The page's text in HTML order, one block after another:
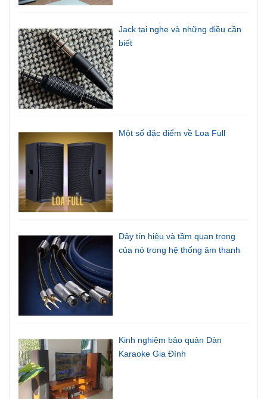
Jack tai nghe và những điều cần
biết
Một số đặc điểm về Loa Full
Dây tín hiệu và tầm quan trọng
của nó trong hệ thống âm thanh
Kinh nghiệm bảo quản Dàn
Karaoke Gia Đình